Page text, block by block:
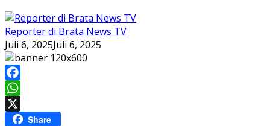
Reporter di Brata News TV
Juli 6, 2025Juli 6, 2025
Facebook
WhatsApp
Share